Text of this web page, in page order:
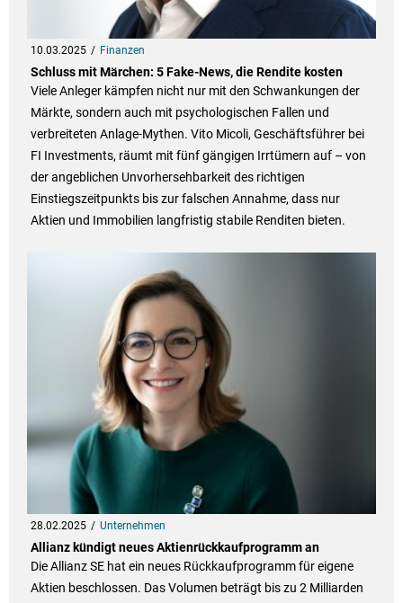
10.03.2025 Finanzen
Schluss mit Märchen: 5 Fake-News, die Rendite kosten
Viele Anleger kämpfen nicht nur mit den Schwankungen der
Märkte, sondern auch mit psychologischen Fallen und
verbreiteten Anlage-Mythen. Vito Micoli, Geschäftsführer bei
FI Investments, räumt mit fünf gängigen Irrtümern auf – von
der angeblichen Unvorhersehbarkeit des richtigen
Einstiegszeitpunkts bis zur falschen Annahme, dass nur
Aktien und Immobilien langfristig stabile Renditen bieten.
28.02.2025 Unternehmen
Allianz kündigt neues Aktienrückkaufprogramm an
Die Allianz SE hat ein neues Rückkaufprogramm für eigene
Aktien beschlossen. Das Volumen beträgt bis zu 2 Milliarden